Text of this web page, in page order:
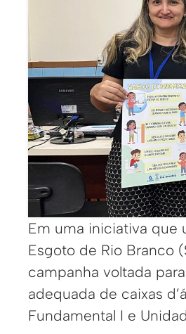
Em uma iniciativa que
Esgoto de Rio Branco
campanha voltada
adequada de caixas
Fundamental I e